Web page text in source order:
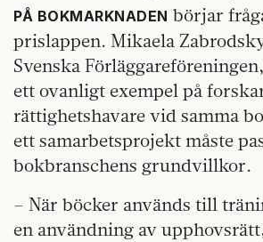
PÅ BOKMARKNADEN börjar
prislappen. Mikaela
Svenska
ett ovanligt exempel på
rättighetshavare vid samma
ett samarbetsprojekt måste
bokbranschens grundvillkor.
– När böcker används till
en användning av